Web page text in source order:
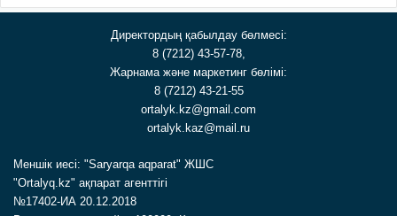
Директордың қабылдау бөлмесі:
8 (7212) 43-57-78,
Жарнама және маркетинг бөлімі:
8 (7212) 43-21-55
ortalyk.kz@gmail.com
ortalyk.kaz@mail.ru
Меншік иесі: "Saryarqa aqparat" ЖШС
"Ortalyq.kz" ақпарат агенттігі
№17402-ИА 20.12.2018